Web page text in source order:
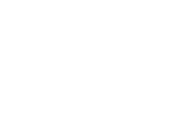
consentita solo
del Software da
a meno che il
relativa alla